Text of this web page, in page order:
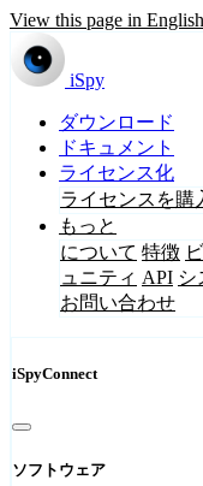
View this page in English
iSpy
ダウンロード
ドキュメント
ライセンス化
ライセンスを購
もっと
について 特徴
ュニティ API シ
お問い合わせ
iSpyConnect
ソフトウェア